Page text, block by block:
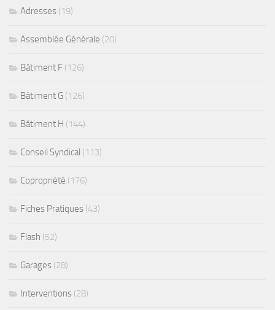
Adresses (19)
Assemblée Générale (20)
Bâtiment F (126)
Bâtiment G (126)
Bâtiment H (144)
Conseil Syndical (113)
Copropriété (176)
Fiches Pratiques (43)
Flash (52)
Garages (28)
Interventions (28)